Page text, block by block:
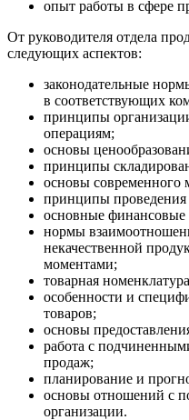
опыт работы в сфере
От руководителя отдела
следующих аспектов:
законодательные
в соответствующих
принципы
операциям;
основы
принципы
основы современного
принципы проведения
основные финансовые
нормы
некачественной
моментами;
товарная
особенности и
товаров;
основы
работа с
продаж;
планирование и
основы отношений с
организации.